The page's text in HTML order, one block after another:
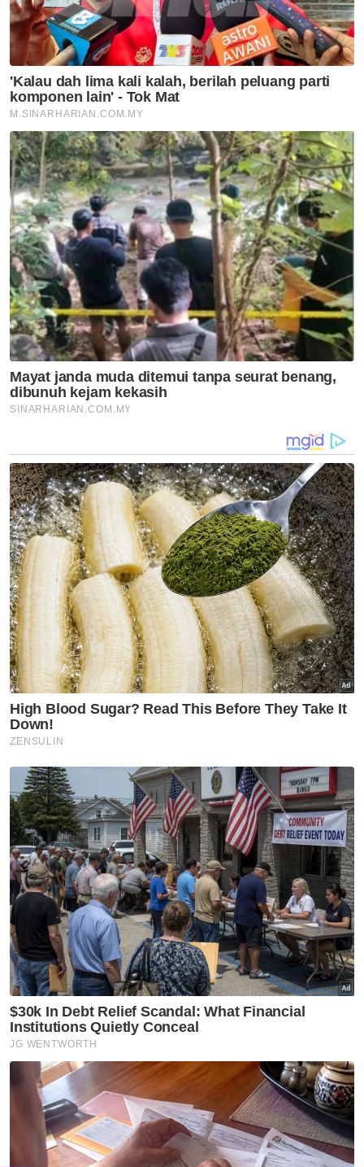
Nasional
MGB sempurnakan majlis 'roof
topping' Pangsapuri Saujana
Indah